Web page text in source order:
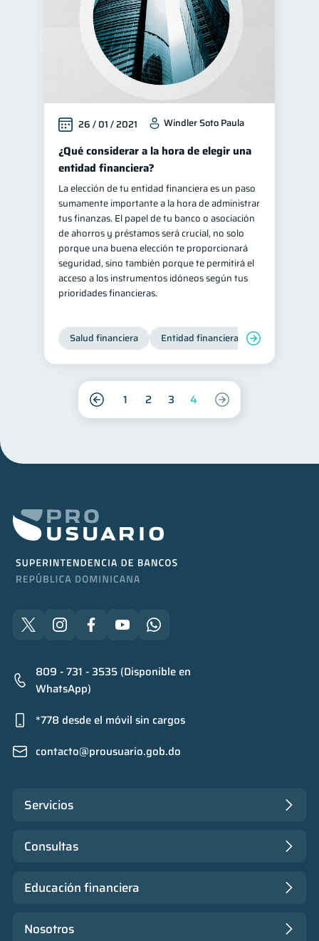
26 / 01 / 2021 Windler Soto Paula
¿Qué considerar a la hora de elegir una
entidad financiera?
La elección de tu entidad financiera es un paso
sumamente importante a la hora de administrar
tus finanzas. El papel de tu banco o asociación
de ahorros y préstamos será crucial, no solo
porque una buena elección te proporcionará
seguridad, sino también porque te permitirá el
acceso a los instrumentos idóneos según tus
prioridades financieras.
Salud financiera Entidad financiera
1 2 3 4
809 - 731 - 3535 (Disponible en
WhatsApp)
*778 desde el móvil sin cargos
contacto@prousuario.gob.do
Servicios
Consultas
Educación financiera
Nosotros